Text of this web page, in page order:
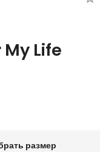
Life
размер